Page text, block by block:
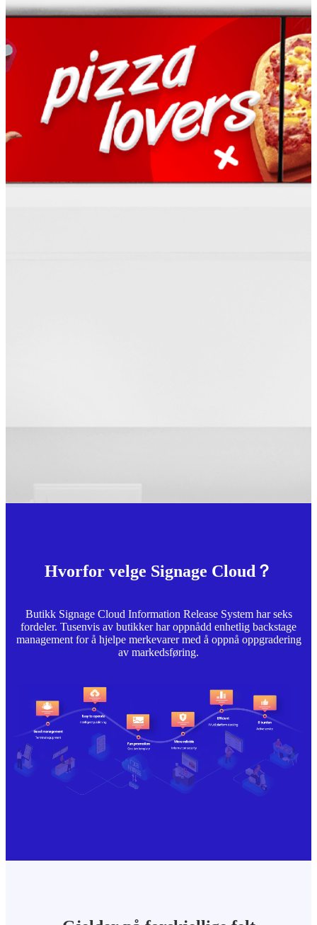
Hvorfor velge Signage Cloud？
Butikk Signage Cloud Information Release System har seks
fordeler. Tusenvis av butikker har oppnådd enhetlig backstage
management for å hjelpe merkevarer med å oppnå oppgradering
av markedsføring.